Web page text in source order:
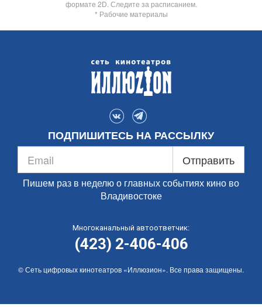
формате 2D. Следите за расписанием.
* Рабочие материалы
ПОДПИШИТЕСЬ НА РАССЫЛКУ
Отправить
Пишем раз в неделю о главных событиях кино во
Владивостоке
Многоканальный автоответчик:
(423) 2-406-406
© Сеть цифровых кинотеатров «Иллюзион». Все права защищены.